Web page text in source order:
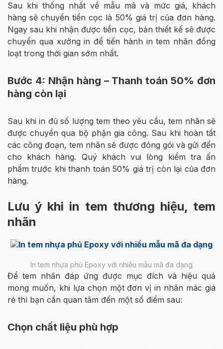
Sau khi thống nhất về mẫu mã và mức giá, khách
hàng sẽ chuyển tiền cọc là 50% giá trị của đơn hàng.
Ngay sau khi nhận được tiền cọc, bản thiết kế sẽ được
chuyển qua xưởng in để tiến hành in tem nhãn đồng
loạt trong thời gian sớm nhất.
Bước 4: Nhận hàng – Thanh toán 50% đơn
hàng còn lại
Sau khi in đủ số lượng tem theo yêu cầu, tem nhãn sẽ
được chuyển qua bộ phận gia công. Sau khi hoàn tất
các công đoạn, tem nhãn sẽ được đóng gói và gửi đến
cho khách hàng. Quý khách vui lòng kiểm tra ấn
phẩm trước khi thanh toán 50% giá trị còn lại của đơn
hàng.
Lưu ý khi in tem thương hiệu, tem
nhãn
In tem nhựa phủ Epoxy với nhiều mẫu mã đa dạng
Để tem nhãn đáp ứng được mục đích và hiệu quả
mong muốn, khi lựa chọn một đơn vị in nhãn mác giá
rẻ thì bạn cần quan tâm đến một số điểm sau:
Chọn chất liệu phù hợp